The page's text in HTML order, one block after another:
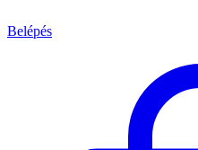
Belépés